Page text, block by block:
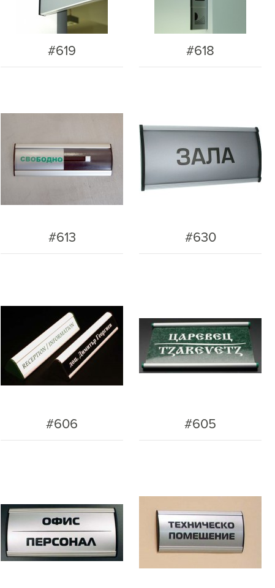
#619 #618
#613 #630
#606 #605